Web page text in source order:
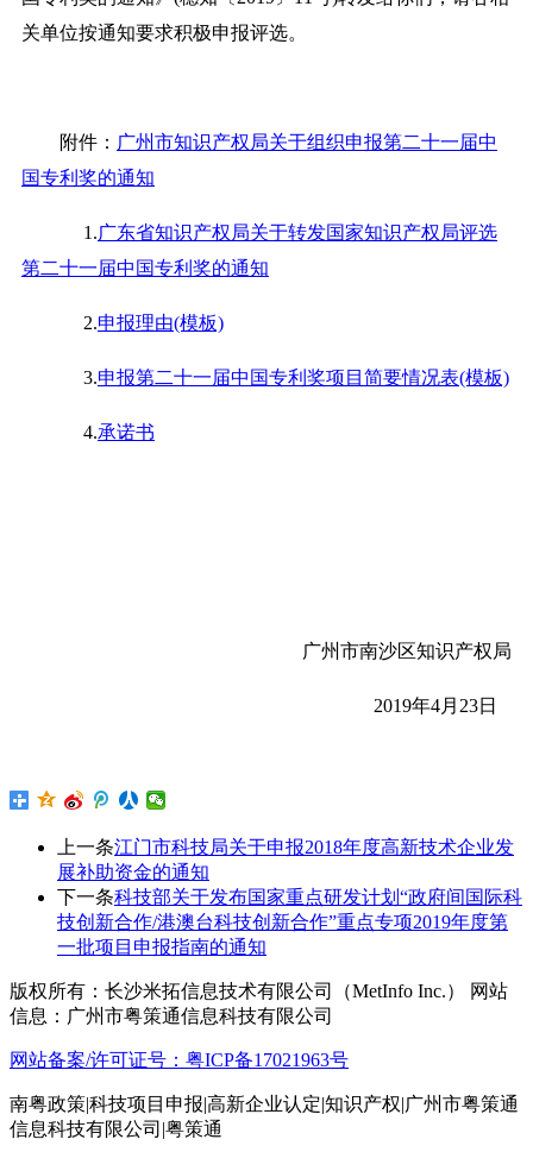
关单位按通知要求积极申报评选。
附件： 广州市知识产权局关于组织申报第二十一届中
国专利奖的通知
1.广东省知识产权局关于转发国家知识产权局评选
第二十一届中国专利奖的通知
2.申报理由(模板)
3.申报第二十一届中国专利奖项目简要情况表(模板)
4.承诺书
广州市南沙区知识产权局
2019年4月23日
上一条江门市科技局关于申报2018年度高新技术企业发
展补助资金的通知
下一条科技部关于发布国家重点研发计划“政府间国际科
技创新合作/港澳台科技创新合作”重点专项2019年度第
一批项目申报指南的通知
版权所有：长沙米拓信息技术有限公司（MetInfo Inc.） 网站
信息：广州市粤策通信息科技有限公司
网站备案/许可证号：粤ICP备17021963号
南粤政策|科技项目申报|高新企业认定|知识产权|广州市粤策通
信息科技有限公司|粤策通